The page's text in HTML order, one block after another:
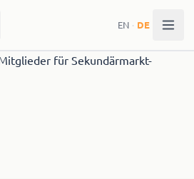
EN · DE